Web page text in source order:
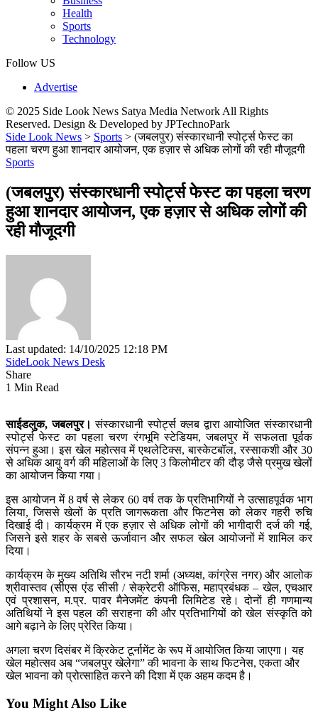
Health
Sports
Technology
Follow US
Advertise
© 2025 Side Look News Satya Media Network All Rights
Reserved. Design & Developed by JPTechnoPark
Side Look News > Sports > (जबलपुर) संस्कारधानी स्पोर्ट्स फेस्ट का
पहला चरण हुआ शानदार आयोजन, एक हज़ार से अधिक लोगों की रही मौजूदगी
Sports
(जबलपुर) संस्कारधानी स्पोर्ट्स फेस्ट का पहला चरण
हुआ शानदार आयोजन, एक हज़ार से अधिक लोगों की
रही मौजूदगी
Last updated: 14/10/2025 12:18 PM
SideLook News Desk
Share
1 Min Read
साईडलुक, जबलपुर। संस्कारधानी स्पोर्ट्स क्लब द्वारा आयोजित संस्कारधानी
स्पोर्ट्स फेस्ट का पहला चरण रंगभूमि स्टेडियम, जबलपुर में सफलता पूर्वक
संपन्न हुआ। इस खेल महोत्सव में एथलेटिक्स, बास्केटबॉल, रस्साकशी और 30
से अधिक आयु वर्ग की महिलाओं के लिए 3 किलोमीटर की दौड़ जैसे प्रमुख खेलों
का आयोजन किया गया।
इस आयोजन में 8 वर्ष से लेकर 60 वर्ष तक के प्रतिभागियों ने उत्साहपूर्वक भाग
लिया, जिससे खेलों के प्रति जागरूकता और फिटनेस को लेकर गहरी रुचि
दिखाई दी। कार्यक्रम में एक हज़ार से अधिक लोगों की भागीदारी दर्ज की गई,
जिसने इसे शहर के सबसे ऊर्जावान और सफल खेल आयोजनों में शामिल कर
दिया।
कार्यक्रम के मुख्य अतिथि सौरभ नटी शर्मा (अध्यक्ष, कांग्रेस नगर) और आलोक
श्रीवास्तव (सीएस एंड सीसी / सेक्रेटरी ऑफिस, महाप्रबंधक – खेल, एचआर
एवं प्रशासन, म.प्र. पावर मैनेजमेंट कंपनी लिमिटेड रहे। दोनों ही गणमान्य
अतिथियों ने इस पहल की सराहना की और प्रतिभागियों को खेल संस्कृति को
आगे बढ़ाने के लिए प्रेरित किया।
अगला चरण दिसंबर में क्रिकेट टूर्नामेंट के रूप में आयोजित किया जाएगा। यह
खेल महोत्सव अब “जबलपुर खेलेगा” की भावना के साथ फिटनेस, एकता और
खेल भावना को प्रोत्साहित करने की दिशा में एक अहम कदम है।
You Might Also Like